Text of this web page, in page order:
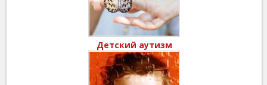
Детский аутизм